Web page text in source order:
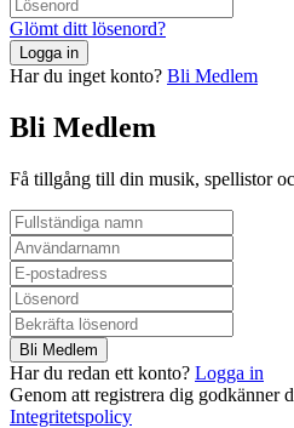
Glömt ditt lösenord?
Logga in
Har du inget konto? Bli Medlem
Bli Medlem
Få tillgång till din musik, spellistor
Bli Medlem
Har du redan ett konto? Logga in
Genom att registrera dig godkänner
Integritetspolicy